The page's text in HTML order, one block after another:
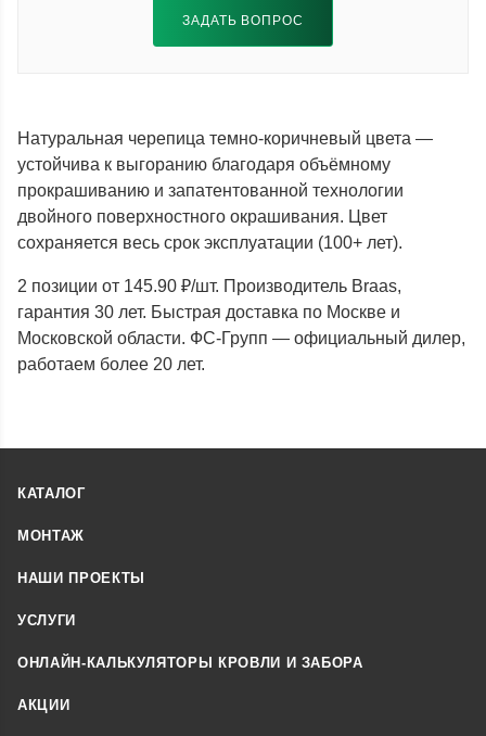
ЗАДАТЬ ВОПРОС
Натуральная черепица темно-коричневый цвета —
устойчива к выгоранию благодаря объёмному
прокрашиванию и запатентованной технологии
двойного поверхностного окрашивания. Цвет
сохраняется весь срок эксплуатации (100+ лет).
2 позиции от 145.90 ₽/шт. Производитель Braas,
гарантия 30 лет. Быстрая доставка по Москве и
Московской области. ФС-Групп — официальный дилер,
работаем более 20 лет.
КАТАЛОГ
МОНТАЖ
НАШИ ПРОЕКТЫ
УСЛУГИ
ОНЛАЙН-КАЛЬКУЛЯТОРЫ КРОВЛИ И ЗАБОРА
АКЦИИ